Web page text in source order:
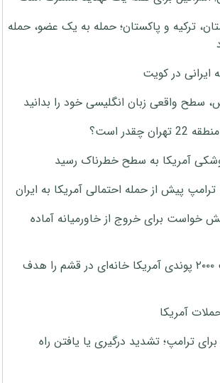
ترکیه و پاکستان؛ حمله به یک عضو، حمله
ایرانی در کویت
سطح واقعی زبان انگلیسی خود را بدانید
است؟
آمریکا به سطح خطرناک رسید
پیش از حمله احتمالی آمریکا به ایران
خواست برای خروج از خاورمیانه آماده
نیویورک‌تایمز: بمب ۲۰۰۰ پوندی آمریکا خانه‌ای در قشم را هدف
آمریکا
ترامپ؛ تشدید درگیری یا یافتن راه